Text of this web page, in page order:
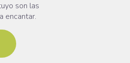
son las
encantar.